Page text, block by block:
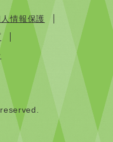
情報保護